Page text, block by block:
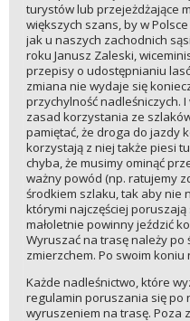
turystów lub przejeżdżające
większych szans, by w
jak u naszych zachodnich
roku Janusz Zaleski,
przepisy o udostępnianiu
zmiana nie wydaje się
przychylność nadleśniczych.
zasad korzystania ze
pamiętać, że droga do jazdy
korzystają z niej także piesi
chyba, że musimy ominąć
ważny powód (np. ratujemy
środkiem szlaku, tak aby nie
którymi najczęściej
małoletnie powinny jeździć
Wyruszać na trasę należy po
zmierzchem. Po swoim
Każde nadleśnictwo, które
regulamin poruszania się po
wyruszeniem na trasę. Poza